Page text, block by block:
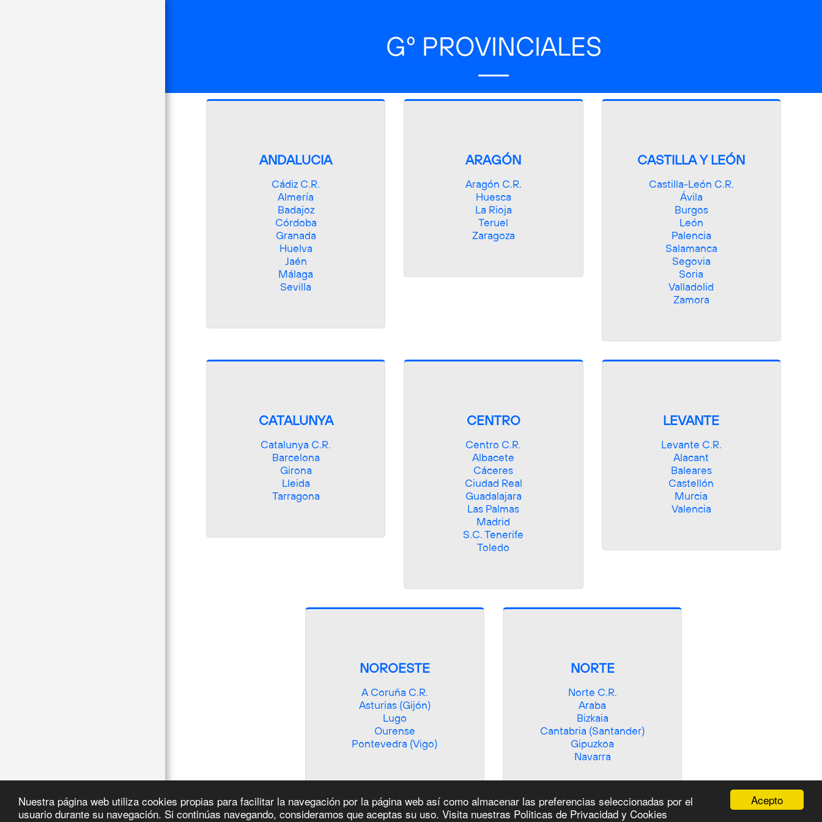
Acepto
Nuestra página web utiliza cookies propias para facilitar la navegación por la página web así como almacenar las preferencias seleccionadas por el
usuario durante su navegación. Si continúas navegando, consideramos que aceptas su uso. Visita nuestras Politicas de Privacidad y Cookies
Gº PROVINCIALES
ANDALUCIA
Cádiz C.R.
Almería
Badajoz
Córdoba
Granada
Huelva
Jaén
Málaga
Sevilla
ARAGÓN
Aragón C.R.
Huesca
La Rioja
Teruel
Zaragoza
CASTILLA Y LEÓN
Castilla-León C.R.
Ávila
Burgos
León
Palencia
Salamanca
Segovia
Soria
Valladolid
Zamora
CATALUNYA
Catalunya C.R.
Barcelona
Girona
Lleida
Tarragona
CENTRO
Centro C.R.
Albacete
Cáceres
Ciudad Real
Guadalajara
Las Palmas
Madrid
S.C. Tenerife
Toledo
LEVANTE
Levante C.R.
Alacant
Baleares
Castellón
Murcia
Valencia
NOROESTE
A Coruña C.R.
Asturias (Gijón)
Lugo
Ourense
Pontevedra (Vigo)
NORTE
Norte C.R.
Araba
Bizkaia
Cantabria (Santander)
Gipuzkoa
Navarra